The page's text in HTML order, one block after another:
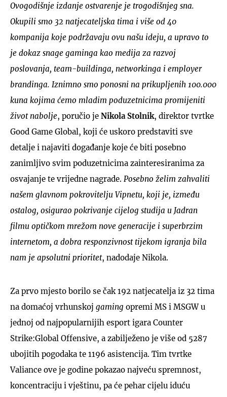
Ovogodišnje izdanje ostvarenje je trogodišnjeg sna.
Okupili smo 32 natjecateljska tima i više od 40
kompanija koje podržavaju ovu našu ideju, a upravo to
je dokaz snage gaminga kao medija za razvoj
poslovanja, team-buildinga, networkinga i employer
brandinga. Iznimno smo ponosni na prikupljenih 100.000
kuna kojima ćemo mladim poduzetnicima promijeniti
život nabolje, poručio je Nikola Stolnik, direktor tvrtke
Good Game Global, koji će uskoro predstaviti sve
detalje i najaviti događanje koje će biti posebno
zanimljivo svim poduzetnicima zainteresiranima za
osvajanje te vrijedne nagrade. Posebno želim zahvaliti
našem glavnom pokrovitelju Vipnetu, koji je, između
ostalog, osigurao pokrivanje cijelog studija u Jadran
filmu optičkom mrežom nove generacije i superbrzim
internetom, a dobra responzivnost tijekom igranja bila
nam je apsolutni prioritet, nadodaje Nikola.
Za prvo mjesto borilo se čak 192 natjecatelja iz 32 tima
na domaćoj vrhunskoj gaming opremi MS i MSGW u
jednoj od najpopularnijih esport igara Counter
Strike:Global Offensive, a zabilježeno je više od 5287
ubojitih pogodaka te 1196 asistencija. Tim tvrtke
Valiance ove je godine pokazao najveću spremnost,
koncentraciju i vještinu, pa će pehar cijelu iduću